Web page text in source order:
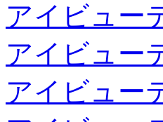
アイビュー
アイビュー
アイビュー